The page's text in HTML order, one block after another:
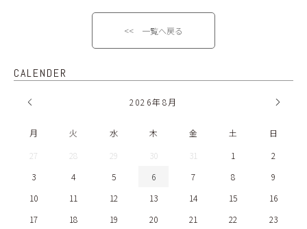
<< 一覧へ戻る
CALENDER
2026年8月
月 火 水 木 金 土
日
27
28 29 30 31 1
2
3
4 5 6 7 8
9
10
11 12 13 14 15
16
17
18 19 20 21 22
23